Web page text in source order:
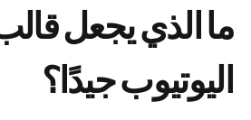
ما الذي يجعل
اليوتيوب جيدًا؟